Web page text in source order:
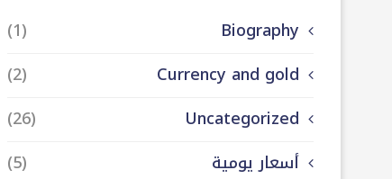
Biography
(1)
Currency and gold
(2)
Uncategorized
(26)
أسعار يومية
(5)